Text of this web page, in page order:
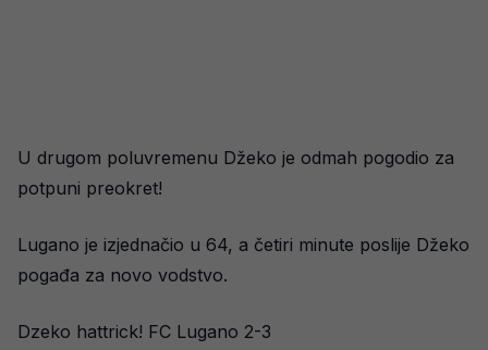
U drugom poluvremenu Džeko je odmah pogodio za
potpuni preokret!
Lugano je izjednačio u 64, a četiri minute poslije Džeko
pogađa za novo vodstvo.
Dzeko hattrick! FC Lugano 2-3